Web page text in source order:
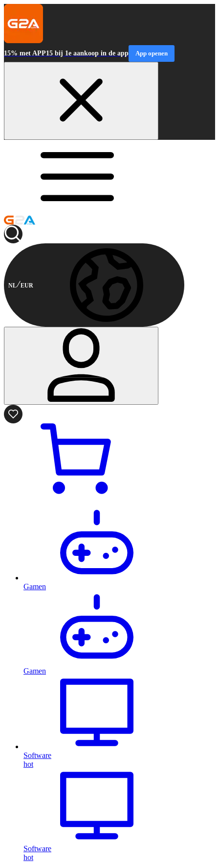
15% met APP15 bij 1e aankoop in de app App openen
NL EUR
Gamen
Gamen
Software
hot
Software
hot